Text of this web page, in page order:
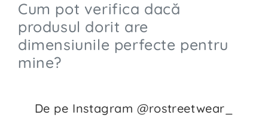
Cum pot verifica dacă
produsul dorit are
dimensiunile perfecte pentru
mine?
De pe Instagram @rostreetwear_